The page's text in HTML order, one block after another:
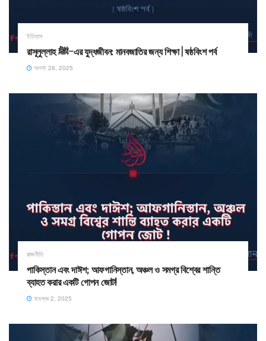
ইতিহাস
রাসূলুল্লাহ ﷺ–এর যুদ্ধজীবন: মানবজাতির জন্য শিক্ষা | ষষ্ঠবিংশ পর্ব
আগস্ট 28, 2025
রাজনীতি
পাকিস্তান এবং দাঈশ; আফগানিস্তান, অঞ্চল ও সমগ্র বিশ্বের শান্তি
ব্যাহত করার একটি গোপন জোট!
নভেম্বর 2, 2025